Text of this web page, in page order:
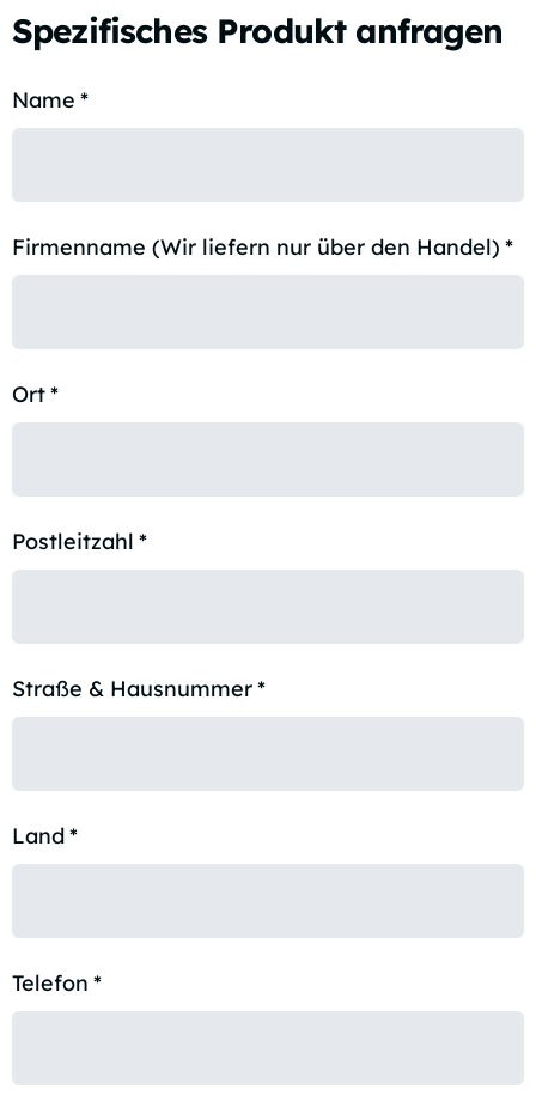
Spezifisches Produkt anfragen
Name *
Firmenname (Wir liefern nur über den Handel) *
Ort*
Postleitzahl *
Straße & Hausnummer*
Land*
Telefon *